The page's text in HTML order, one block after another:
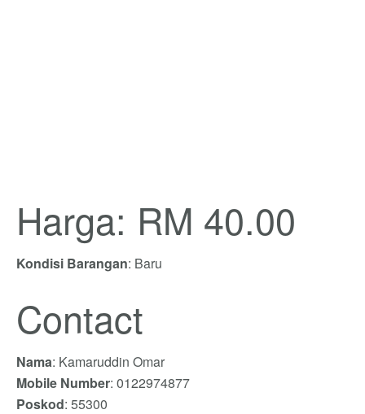
Harga: RM 40.00
Kondisi Barangan: Baru
Contact
Nama: Kamaruddin Omar
Mobile Number: 0122974877
Poskod: 55300